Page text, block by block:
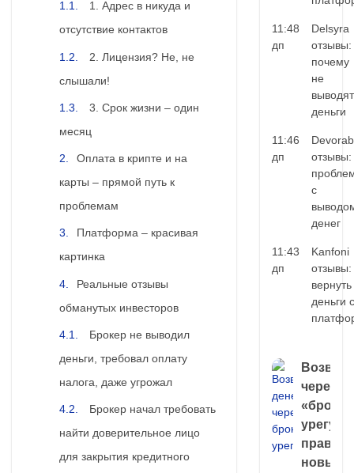
1. Адрес в никуда и
отсутствие контактов
2. Лицензия? Не, не
слышали!
3. Срок жизни – один
месяц
Оплата в крипте и на
карты – прямой путь к
проблемам
Платформа – красивая
картинка
Реальные отзывы
обманутых инвесторов
Брокер не выводил
деньги, требовал оплату
налога, даже угрожал
Брокер начал требовать
найти доверительное лицо
для закрытия кредитного
11:48
дп
Delsyra
отзывы:
почему
не
выводят
деньги
11:46
дп
отзывы:
с
денег
11:43
дп
Kanfoni
отзывы:
вернуть
деньги с
через
правда
новый